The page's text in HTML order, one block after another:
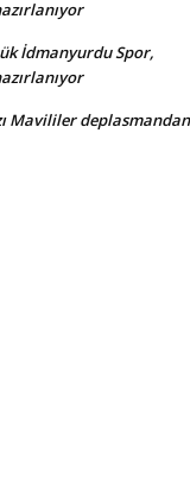
İdmanyurdu Spor,
Mavililer deplasmandan